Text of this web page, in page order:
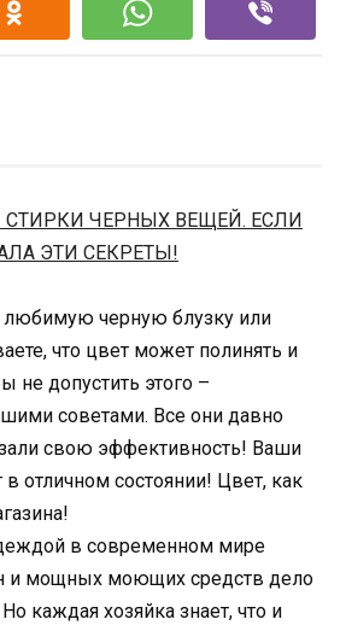
любимую черную блузку или
что цвет может полинять и
не допустить этого –
советами. Все они давно
свою эффективность! Ваши
отличном состоянии! Цвет, как
в современном мире
и мощных моющих средств дело
каждая хозяйка знает, что и